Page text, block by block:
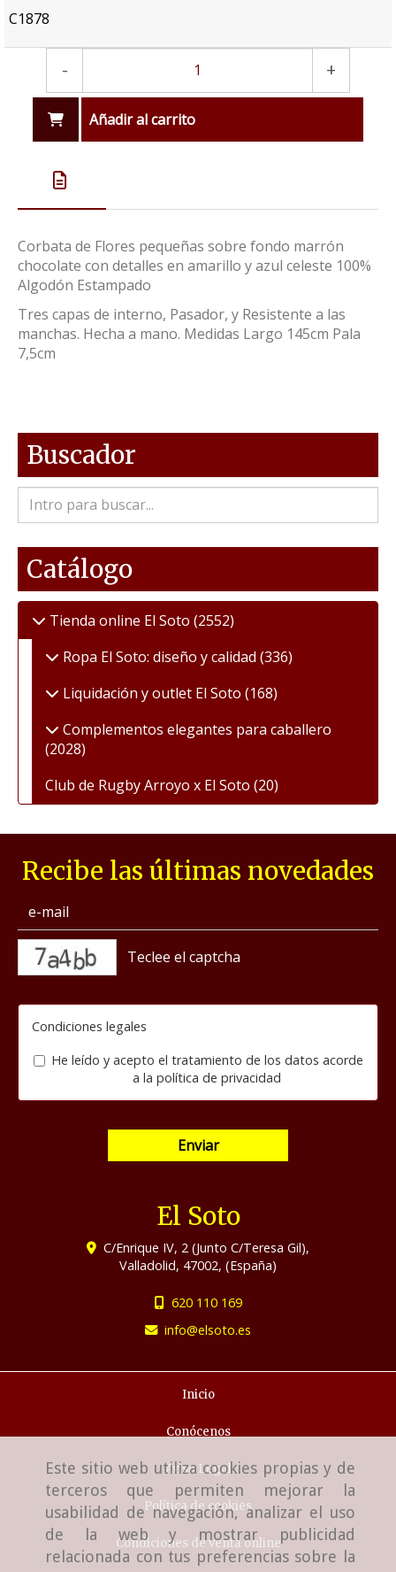
Este sitio web utiliza cookies propias y de
terceros que permiten mejorar la
usabilidad de navegación, analizar el uso
de la web y mostrar publicidad
relacionada con tus preferencias sobre la
C1878
- +
Añadir al carrito
Corbata de Flores pequeñas sobre fondo marrón
chocolate con detalles en amarillo y azul celeste 100%
Algodón Estampado
Tres capas de interno, Pasador, y Resistente a las
manchas. Hecha a mano. Medidas Largo 145cm Pala
7,5cm
Buscador
Catálogo
Tienda online El Soto (2552)
Ropa El Soto: diseño y calidad (336)
Liquidación y outlet El Soto (168)
Complementos elegantes para caballero
(2028)
Club de Rugby Arroyo x El Soto (20)
Recibe las últimas novedades
Condiciones legales
He leído y acepto el tratamiento de los datos acorde
a la política de privacidad
Enviar
El Soto
C/Enrique IV, 2 (Junto C/Teresa Gil),
Valladolid, 47002, (España)
620 110 169
info
elsoto.es
Inicio
Conócenos
Aviso Legal
Política de cookies
Condiciones de venta online